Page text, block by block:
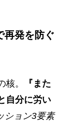
再発を防ぐ
。
『また
自分に労い
ション3要素